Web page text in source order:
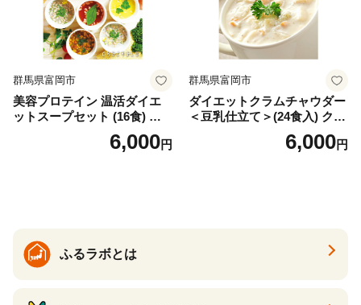
群馬県富岡市
美容プロテイン 温活ダイエ
ットスープセット (16食) 小
分け スープ 食べ比べ セット
詰合せ クラムチャウダー チ
6,000円
群馬県富岡市
ダイエットクラムチャウダー
＜豆乳仕立て＞(24食入) クラ
ムチャウダー 豆乳 ダイエッ
ト スープ プロテイン たんぱ
6,000円
ふるラボとは